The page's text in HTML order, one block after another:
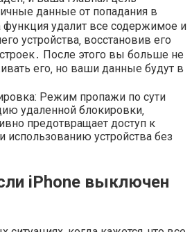
данные от попадания в
функция удалит все содержимое и
устройства‚ восстановив его
После этого вы больше не
его‚ но ваши данные будут в
Режим пропажи по сути
удаленной блокировки‚
предотвращает доступ к
устройства без
iPhone выключен